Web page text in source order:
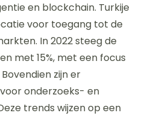
en blockchain. Turkije
voor toegang tot de
In 2022 steeg de
met 15%, met een focus
zijn er
onderzoeks- en
trends wijzen op een